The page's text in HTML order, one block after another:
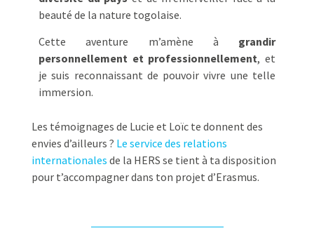
beauté de la nature togolaise.
Cette aventure m’amène à grandir
personnellement et professionnellement, et
je suis reconnaissant de pouvoir vivre une telle
immersion.
Les témoignages de Lucie et Loïc te donnent des
envies d’ailleurs ? Le service des relations
internationales de la HERS se tient à ta disposition
pour t’accompagner dans ton projet d’Erasmus.